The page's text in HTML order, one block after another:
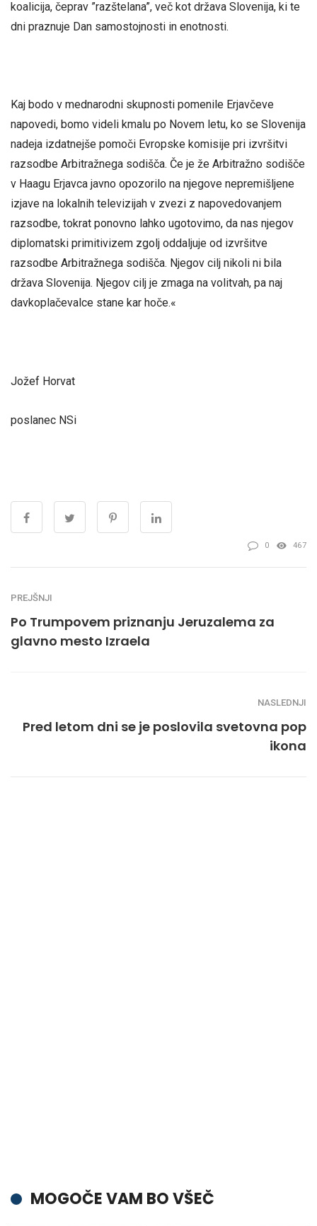
koalicija, čeprav ”razštelana”, več kot država Slovenija, ki te
dni praznuje Dan samostojnosti in enotnosti.
Kaj bodo v mednarodni skupnosti pomenile Erjavčeve
napovedi, bomo videli kmalu po Novem letu, ko se Slovenija
nadeja izdatnejše pomoči Evropske komisije pri izvršitvi
razsodbe Arbitražnega sodišča. Če je že Arbitražno sodišče
v Haagu Erjavca javno opozorilo na njegove nepremišljene
izjave na lokalnih televizijah v zvezi z napovedovanjem
razsodbe, tokrat ponovno lahko ugotovimo, da nas njegov
diplomatski primitivizem zgolj oddaljuje od izvršitve
razsodbe Arbitražnega sodišča. Njegov cilj nikoli ni bila
država Slovenija. Njegov cilj je zmaga na volitvah, pa naj
davkoplačevalce stane kar hoče.«
Jožef Horvat
poslanec NSi
0 467
PREJŠNJI
Po Trumpovem priznanju Jeruzalema za
glavno mesto Izraela
NASLEDNJI
Pred letom dni se je poslovila svetovna pop
ikona
MOGOČE VAM BO VŠEČ